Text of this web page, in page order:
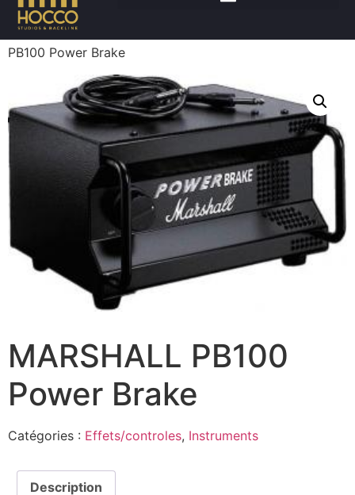
Accueil/Instruments
PB100 Power Brake
MARSHALL PB100
Power Brake
Catégories : Effets/controles, Instruments
Description